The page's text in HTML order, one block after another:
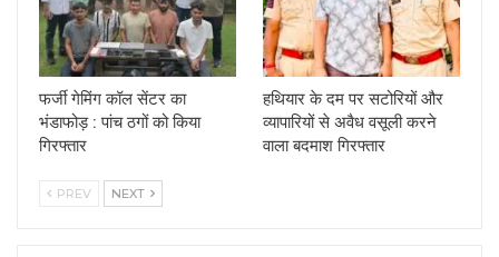
फर्जी गेमिंग कॉल सेंटर का
भंडाफोड़ : पांच ठगों को किया
गिरफ्तार
हथियार के दम पर सटोरियों और
व्यापारियों से अवैध वसूली करने
वाला बदमाश गिरफ्तार
PREV NEXT